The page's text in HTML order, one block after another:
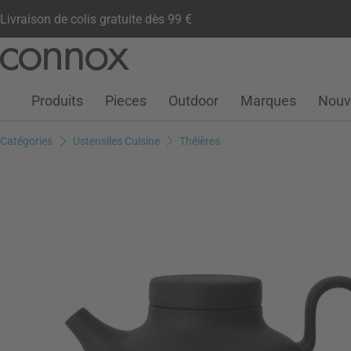
Livraison de colis gratuite dès 99 €
contenu
Compte clientListe de souhaits
Warenkorb
Produits Pieces Outdoor Marques
Catégories Ustensiles Cuisine Théières